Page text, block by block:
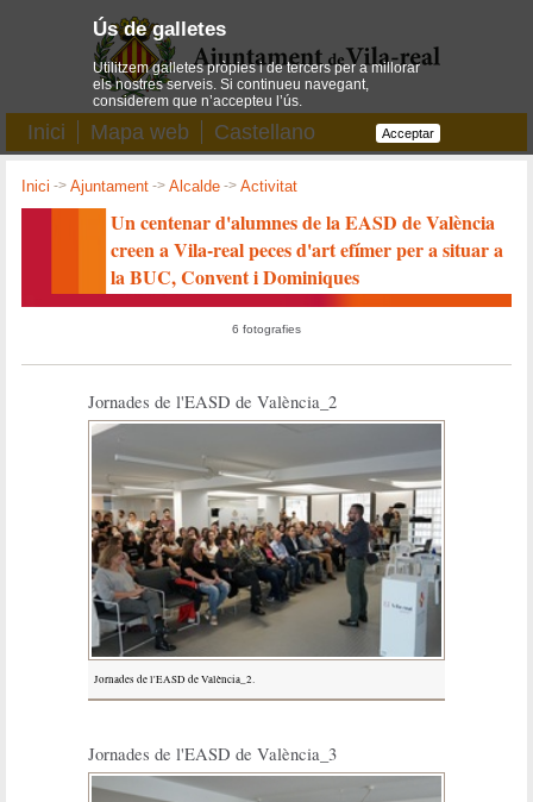
Inici Mapa web Castellano
Inici ->Ajuntament ->Alcalde ->Activitat
Un centenar d'alumnes de la EASD de València
creen a Vila-real peces d'art efímer per a situar a
la BUC, Convent i Dominiques
6 fotografies
Jornades de l'EASD de València_2
Jornades de l'EASD de València_2.
Jornades de l'EASD de València_3
Ús de galletes
Utilitzem galletes pròpies i de tercers per a millorar
els nostres serveis. Si continueu navegant,
considerem que n’accepteu l’ús.
Acceptar